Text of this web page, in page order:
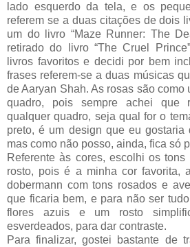
lado esquerdo da tela, e os
referem se a duas citações de dois
um do livro “Maze Runner: The
retirado do livro “The Cruel
livros favoritos e decidi por bem
frases referem-se a duas músicas
de Aaryan Shah. As rosas são como
quadro, pois sempre achei que
qualquer quadro, seja qual for o
preto, é um design que eu gostaria
mas como não posso, ainda, fica só
Referente às cores, escolhi os tons
rosto, pois é a minha cor favorita,
dobermann com tons rosados e
que ficaria bem, e para não ser
flores azuis e um rosto
esverdeados, para dar contraste.
Para finalizar, gostei bastante de